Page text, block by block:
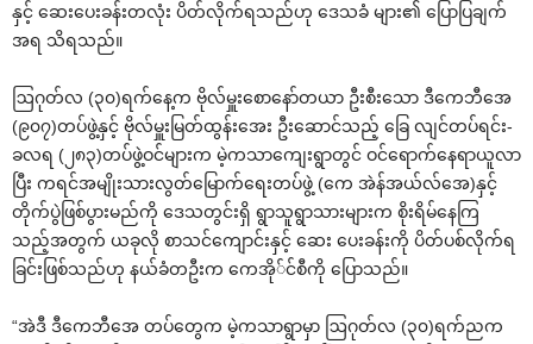
နှင့် ‌ဆေး‌ပေးခန်းတလုံး ပိတ်လိုက်ရသည်ဟု ‌ဒေသခံ များ၏ ‌ပြောပြချက်
အရ သိရသည်။
ဩဂုတ်လ (၃၀)ရက်‌နေ့က ဗိုလ်မှူး‌စော‌နော်တယာ ဦးစီး‌သော ဒီ‌ကေဘီ‌အေ
(၉၀၇)တပ်ဖွဲ့နှင့် ဗိုလ်မှူးမြတ်ထွန်း‌အေး ဦး‌ဆောင်သည့် ‌ခြေ လျင်တပ်ရင်း-
ခလရ (၂၈၃)တပ်ဖွဲ့ဝင်များက မဲ့ကသာ‌ကျေးရွာတွင် ဝင်‌ရောက်‌နေရာယူလာ
ပြီး ကရင်အမျိုးသားလွတ်‌မြောက်‌ရေးတပ်ဖွဲ့ (‌ကေ အဲန်အယ်လ်‌အေ)နှင့်
တိုက်ပွဲဖြစ်ပွားမည်ကို ‌ဒေသတွင်းရှိ ရွာသူရွာသားများက စိုးရိမ်‌နေကြ
သည့်အတွက် ယခုလို စာသင်‌ကျောင်းနှင့် ‌ဆေး ‌ပေးခန်းကို ပိတ်ပစ်လိုက်ရ
ခြင်းဖြစ်သည်ဟု နယ်ခံတဦးက ‌ကေအို်င်စီကို ‌ပြောသည်။
“အဲဒီ ဒီ‌ကေဘီ‌အေ တပ်‌တွေက မဲ့ကသာရွာမှာ ဩဂုတ်လ (၃၀)ရက်ညက